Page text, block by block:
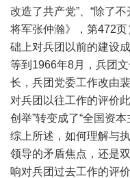
改造了共产党”、“除了
将军张仲瀚》，第472
础上对兵团以前的建设
等到1966年8月，兵团
长，兵团党委工作改由
对兵团以往工作的评价
创举”转变成了“全国资本
综上所述，如何理解与
领导的矛盾焦点，还是
响对兵团过去工作的评